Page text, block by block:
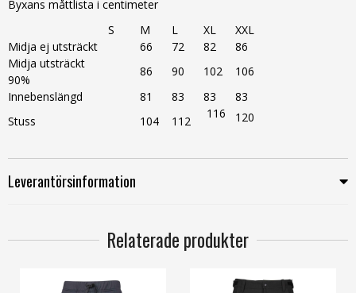
Byxans måttlista i centimeter
S
M L XL
XXL
Midja ej utsträckt
66 72 82
86
Midja utsträckt
90%
86 90 102
106
Innebenslängd
81 83 83
83
Stuss
104 112
116 120
Leverantörsinformation
Relaterade produkter